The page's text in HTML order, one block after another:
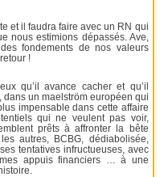
et il faudra faire avec un RN qui
nous estimions dépassés. Ave,
fondements de nos valeurs
!
qu’il avance cacher et qu’il
un maelström européen qui
impensable dans cette affaire
qui ne veulent pas voir,
prêts à affronter la bête
autres, BCBG, dédiabolisée,
tentatives infructueuses, avec
appuis financiers … à une